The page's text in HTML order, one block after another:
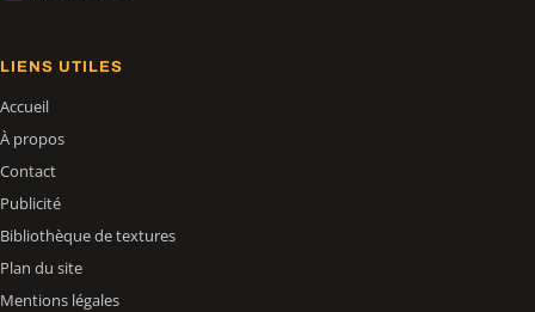
LIENS UTILES
Accueil
À propos
Contact
Publicité
Bibliothèque de textures
Plan du site
Mentions légales